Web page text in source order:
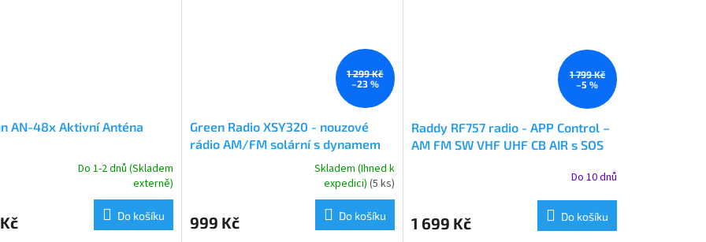
AN-48x Aktivní Anténa
Do 1-2 dnů (Skladem
externě)
Do košíku
1 299 Kč
–23 %
Green Radio XSY320 - nouzové
rádio AM/FM solární s dynamem
se svítilnou a dobíjením mobilu a
powerbankou 5000 mAh
je
Skladem (Ihned k
expedici) (5 ks)
999 Kč Do košíku
1 799 Kč
–5 %
Raddy RF757 radio - APP Control –
AM FM SW VHF UHF CB AIR s SOS
je
Do 10 dnů
1 699 Kč Do košíku